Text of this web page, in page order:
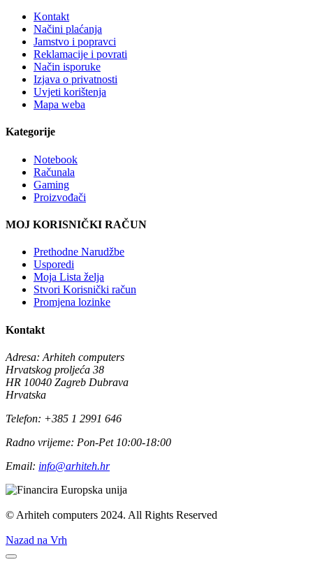
Kontakt
Načini plaćanja
Jamstvo i popravci
Reklamacije i povrati
Način isporuke
Izjava o privatnosti
Uvjeti korištenja
Mapa weba
Kategorije
Notebook
Računala
Gaming
Proizvođači
MOJ KORISNIČKI RAČUN
Prethodne Narudžbe
Usporedi
Moja Lista želja
Stvori Korisnički račun
Promjena lozinke
Kontakt
Adresa: Arhiteh computers
Hrvatskog proljeća 38
HR 10040 Zagreb Dubrava
Hrvatska
Telefon: +385 1 2991 646
Radno vrijeme: Pon-Pet 10:00-18:00
Email: info@arhiteh.hr
© Arhiteh computers 2024. All Rights Reserved
Nazad na Vrh